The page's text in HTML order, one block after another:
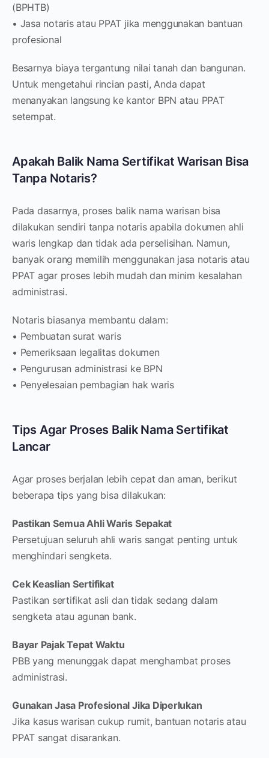
(BPHTB)
• Jasa notaris atau PPAT jika menggunakan bantuan
profesional
Besarnya biaya tergantung nilai tanah dan bangunan.
Untuk mengetahui rincian pasti, Anda dapat
menanyakan langsung ke kantor BPN atau PPAT
setempat.
Apakah Balik Nama Sertifikat Warisan Bisa
Tanpa Notaris?
Pada dasarnya, proses balik nama warisan bisa
dilakukan sendiri tanpa notaris apabila dokumen ahli
waris lengkap dan tidak ada perselisihan. Namun,
banyak orang memilih menggunakan jasa notaris atau
PPAT agar proses lebih mudah dan minim kesalahan
administrasi.
Notaris biasanya membantu dalam:
• Pembuatan surat waris
• Pemeriksaan legalitas dokumen
• Pengurusan administrasi ke BPN
• Penyelesaian pembagian hak waris
Tips Agar Proses Balik Nama Sertifikat
Lancar
Agar proses berjalan lebih cepat dan aman, berikut
beberapa tips yang bisa dilakukan:
Pastikan Semua Ahli Waris Sepakat
Persetujuan seluruh ahli waris sangat penting untuk
menghindari sengketa.
Cek Keaslian Sertifikat
Pastikan sertifikat asli dan tidak sedang dalam
sengketa atau agunan bank.
Bayar Pajak Tepat Waktu
PBB yang menunggak dapat menghambat proses
administrasi.
Gunakan Jasa Profesional Jika Diperlukan
Jika kasus warisan cukup rumit, bantuan notaris atau
PPAT sangat disarankan.